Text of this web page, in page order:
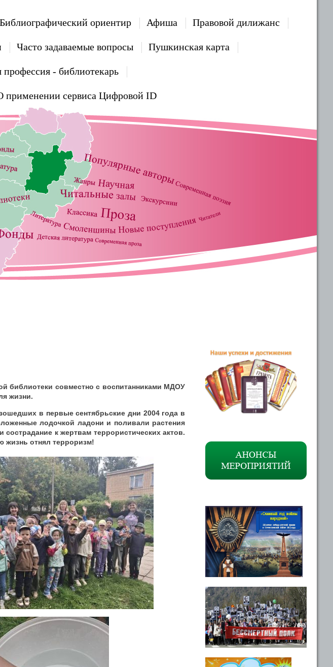
Библиографический ориентир Афиша Правовой дилижанс
Часто задаваемые вопросы Пушкинская карта
- библиотекарь
применении сервиса Цифровой ID
библиотеки совместно с воспитанниками МДОУ
жизни.
в первые сентябрьские дни 2004 года в
лодочкой ладони и поливали растения
к жертвам террористических актов.
жизнь отнял терроризм!